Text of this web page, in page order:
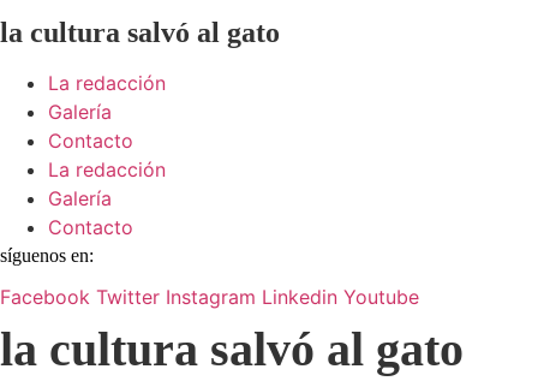
la cultura salvó al gato
La redacción
Galería
Contacto
La redacción
Galería
Contacto
síguenos en:
Facebook Twitter Instagram Linkedin Youtube
la cultura salvó al gato